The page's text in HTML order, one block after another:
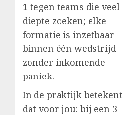
1 tegen teams die veel
diepte zoeken; elke
formatie is inzetbaar
binnen één wedstrijd
zonder inkomende
paniek.
In de praktijk betekent
dat voor jou: bij een 3-